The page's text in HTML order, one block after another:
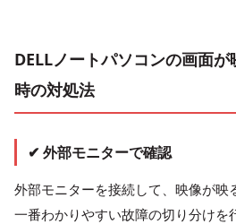
DELLノートパソコンの画面
時の対処法
✔ 外部モニターで確認
外部モニターを接続して、映像が映
一番わかりやすい故障の切り分けを